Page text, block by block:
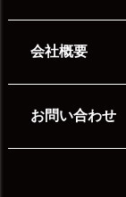
会社概要
お問い合わせ